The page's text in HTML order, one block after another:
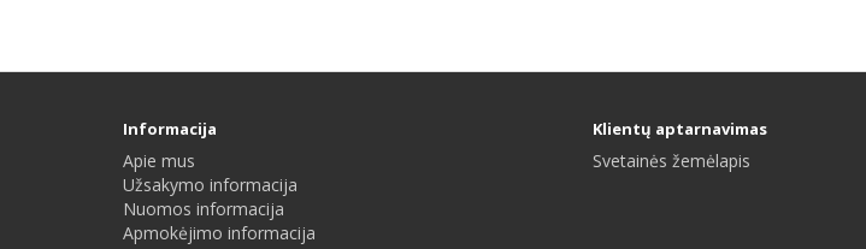
Informacija
Apie mus
Užsakymo informacija
Nuomos informacija
Apmokėjimo informacija
Klientų aptarnavimas
Svetainės žemėlapis